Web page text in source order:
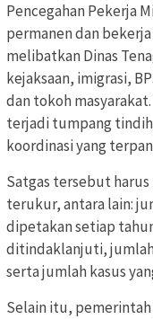
Pencegahan Pekerja
permanen dan
melibatkan Dinas
kejaksaan, imigrasi,
dan tokoh
terjadi tumpang
koordinasi yang
Satgas tersebut
terukur, antara lain:
dipetakan setiap
ditindaklanjuti,
serta jumlah kasus
Selain itu,